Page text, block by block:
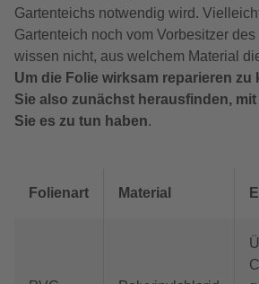
Gartenteichs notwendig wird.
Gartenteich noch vom Vorbesitzer
wissen nicht, aus welchem Material
Um die Folie wirksam reparieren zu
Sie also zunächst herausfinden,
Sie es zu tun haben.
Folienart Material